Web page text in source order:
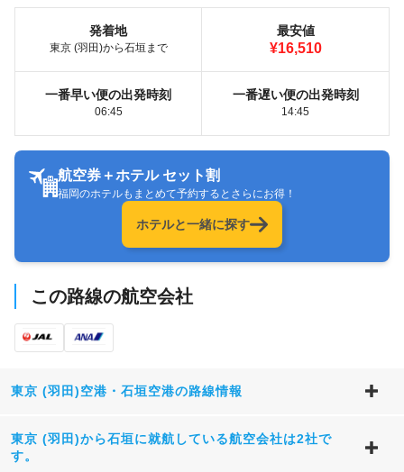
発着地
東京 (羽田)から石垣まで
最安値
¥16,510
一番早い便の出発時刻
06:45
一番遅い便の出発時刻
14:45
航空券＋ホテル セット割
福岡のホテルもまとめて予約するとさらにお得！
ホテルと一緒に探す
この路線の航空会社
東京 (羽田)空港・石垣空港の路線情報
東京 (羽田)から石垣に就航している航空会社は2社で
す。